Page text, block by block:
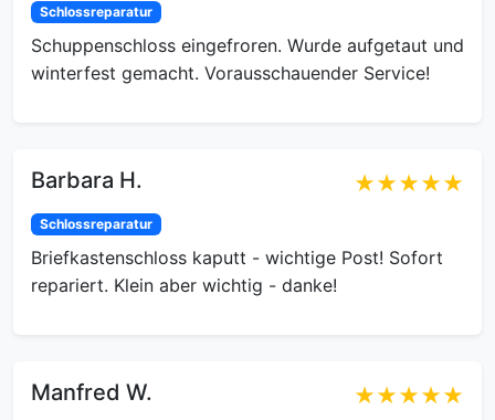
Schlossreparatur
Schuppenschloss eingefroren. Wurde aufgetaut und
winterfest gemacht. Vorausschauender Service!
Barbara H. ★★★★★
Schlossreparatur
Briefkastenschloss kaputt - wichtige Post! Sofort
repariert. Klein aber wichtig - danke!
Manfred W. ★★★★★